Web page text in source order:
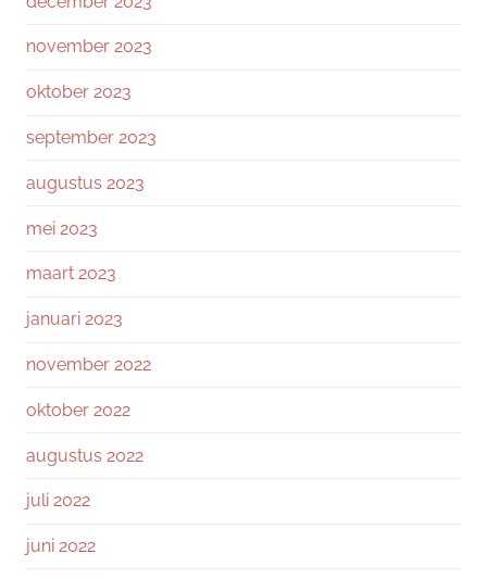
november 2023
oktober 2023
september 2023
augustus 2023
mei 2023
maart 2023
januari 2023
november 2022
oktober 2022
augustus 2022
juli 2022
juni 2022